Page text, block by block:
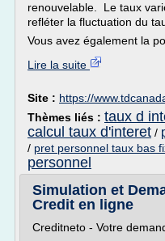
renouvelable. Le taux
refléter la fluctuation du
Vous avez également la
Lire la suite
Site : https://
Thèmes liés : taux d
calcul taux d'interet /
/ pret personnel taux bas
personnel
Simulation et
Credit en ligne
Creditneto - Votre